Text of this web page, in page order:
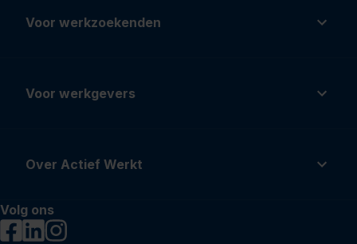
Voor werkzoekenden
Voor werkgevers
Over Actief Werkt
Volg ons